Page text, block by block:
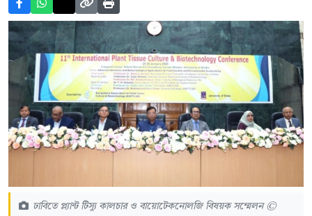
ঢাবিতে প্ল্যান্ট টিস্যু কালচার ও বায়োটেকনোলজি বিষয়ক সম্মেলন ©